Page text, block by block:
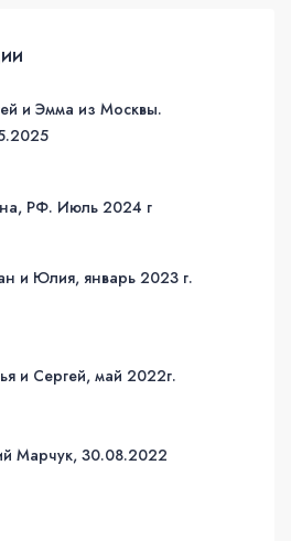
и Эмма из Москвы.
РФ. Июль 2024 г
и Юлия, январь 2023 г.
и Сергей, май 2022г.
Марчук, 30.08.2022